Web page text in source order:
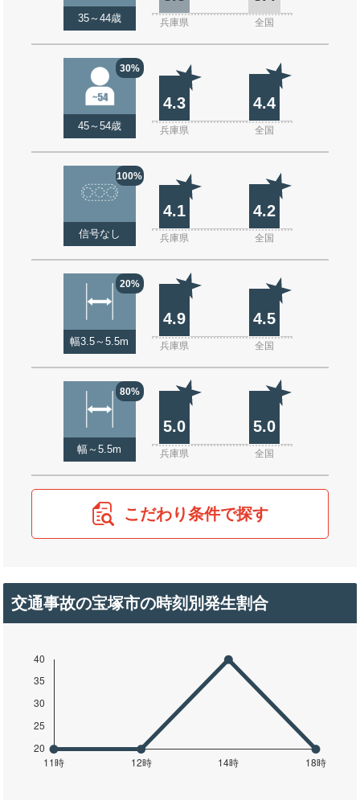
35～44歳 兵庫県 全国
30%
45～54歳
4.3 4.4
兵庫県 全国
100%
信号なし
4.1 4.2
兵庫県 全国
20%
幅3.5～5.5m
4.9 4.5
兵庫県 全国
80%
幅～5.5m
5.0 5.0
兵庫県 全国
こだわり条件で探す
交通事故の宝塚市の時刻別発生割合